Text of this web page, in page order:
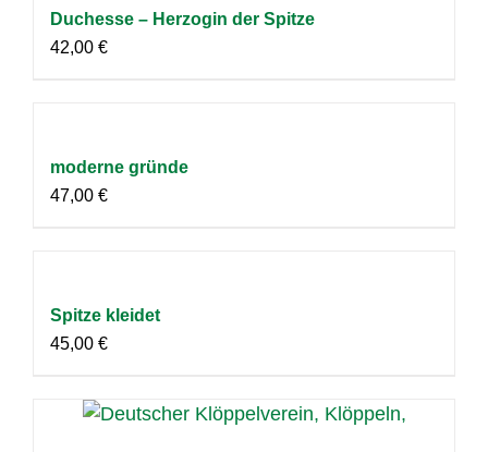
Duchesse – Herzogin der Spitze
42,00 €
moderne gründe
47,00 €
Spitze kleidet
45,00 €